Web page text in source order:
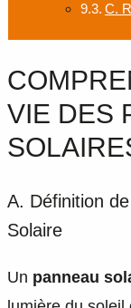
C.
VIE DES
A. Définition
Solaire
Un panneau